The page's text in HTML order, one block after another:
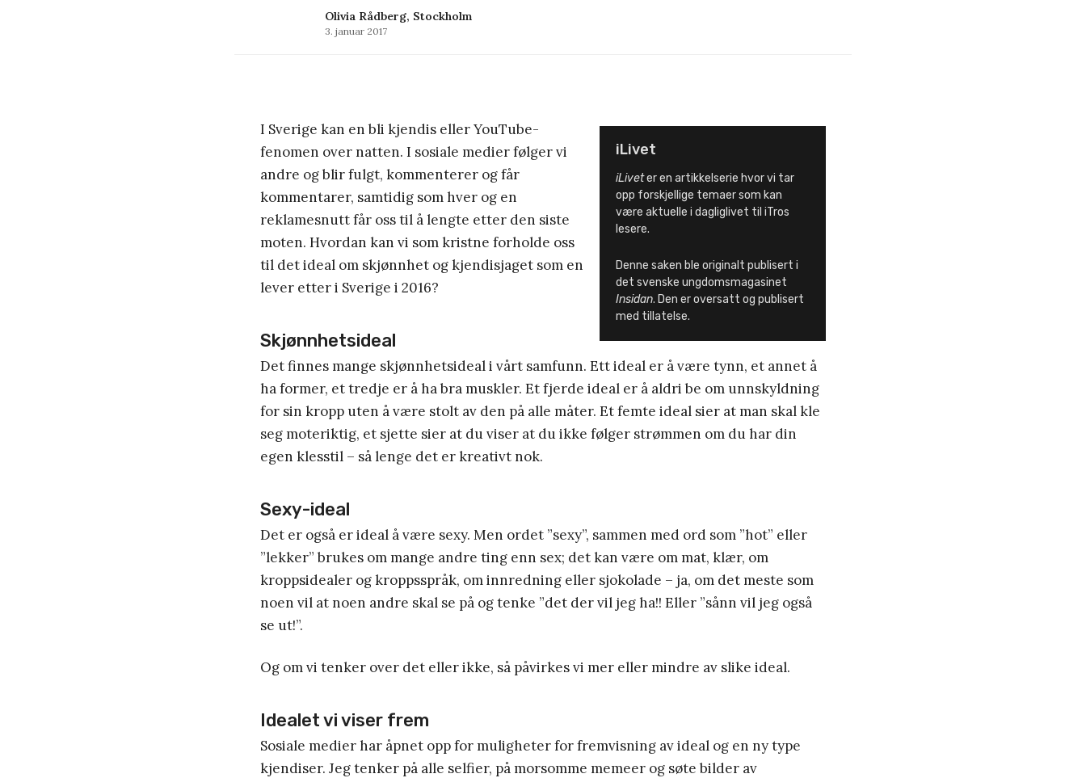
Olivia Rådberg, Stockholm
3. januar 2017
iLivet
iLiveter en artikkelserie hvor vi tar
opp forskjellige temaer som kan
være aktuelle i dagliglivet til iTros
lesere.
Denne saken ble originalt publisert i
det svenske ungdomsmagasinet
Insidan. Den er oversatt og publisert
med tillatelse.
I Sverige kan en bli kjendis eller YouTube-
fenomen over natten. I sosiale medier følger vi
andre og blir fulgt, kommenterer og får
kommentarer, samtidig som hver og en
reklamesnutt får oss til å lengte etter den siste
moten. Hvordan kan vi som kristne forholde oss
til det ideal om skjønnhet og kjendisjaget som en
lever etter i Sverige i 2016?
Skjønnhetsideal
Det finnes mange skjønnhetsideal i vårt samfunn. Ett ideal er å være tynn, et annet å
ha former, et tredje er å ha bra muskler. Et fjerde ideal er å aldri be om unnskyldning
for sin kropp uten å være stolt av den på alle måter. Et femte ideal sier at man skal kle
seg moteriktig, et sjette sier at du viser at du ikke følger strømmen om du har din
egen klesstil – så lenge det er kreativt nok.
Sexy-ideal
Det er også er ideal å være sexy. Men ordet ”sexy”, sammen med ord som ”hot” eller
”lekker” brukes om mange andre ting enn sex; det kan være om mat, klær, om
kroppsidealer og kroppsspråk, om innredning eller sjokolade – ja, om det meste som
noen vil at noen andre skal se på og tenke ”det der vil jeg ha!! Eller ”sånn vil jeg også
se ut!”.
Og om vi tenker over det eller ikke, så påvirkes vi mer eller mindre av slike ideal.
Idealet vi viser frem
Sosiale medier har åpnet opp for muligheter for fremvisning av ideal og en ny type
kjendiser. Jeg tenker på alle selfier, på morsomme memeer og søte bilder av